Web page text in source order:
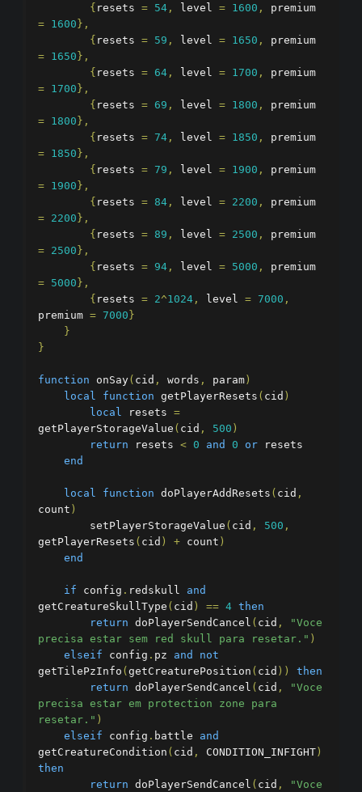
{ resets = 54 , level = 1600 ,
= 1600 },
{ resets = 59 , level = 1650 ,
= 1650 },
{ resets = 64 , level = 1700 ,
= 1700 },
{ resets = 69 , level = 1800 ,
= 1800 },
{ resets = 74 , level = 1850 ,
= 1850 },
{ resets = 79 , level = 1900 ,
= 1900 },
{ resets = 84 , level = 2200 ,
= 2200 },
{ resets = 89 , level = 2500 ,
= 2500 },
{ resets = 94 , level = 5000 ,
= 5000 },
{ resets = 2^1024 , level = 7000 ,
premium = 7000 }
}
}
function onSay( cid , words , param )
local
function getPlayerResets ( cid )
local
resets =
getPlayerStorageValue ( cid , 500 )
return resets < 0 and 0 or resets
end
local function doPlayerAddResets ( cid ,
count )
        setPlayerStorageValue
( cid , 500 ,
getPlayerResets ( cid ) + count )
end
if config . redskull and
getCreatureSkullType ( cid ) == 4 then
return doPlayerSendCancel ( cid ,
"Voce
precisa estar sem red skull para resetar." )
elseif config . pz and
not
getTilePzInfo ( getCreaturePosition ( cid ))
then
return doPlayerSendCancel ( cid ,
"Voce
precisa estar em protection zone para
resetar." )
elseif config . battle and
getCreatureCondition ( cid , CONDITION_INFIGHT )
then
return doPlayerSendCancel ( cid ,
"Voce